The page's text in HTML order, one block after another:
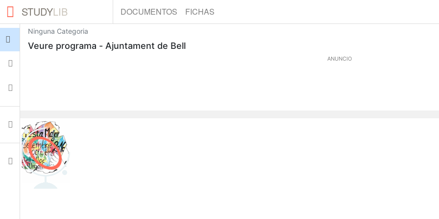
STUDYLIB DOCUMENTOS FICHAS
Documentos
Ajustes
Ninguna Categoria
Veure programa - Ajuntament de Bell
ANUNCIO
0